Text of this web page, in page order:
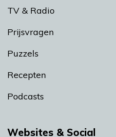
TV & Radio
Prijsvragen
Puzzels
Recepten
Podcasts
Websites & Social